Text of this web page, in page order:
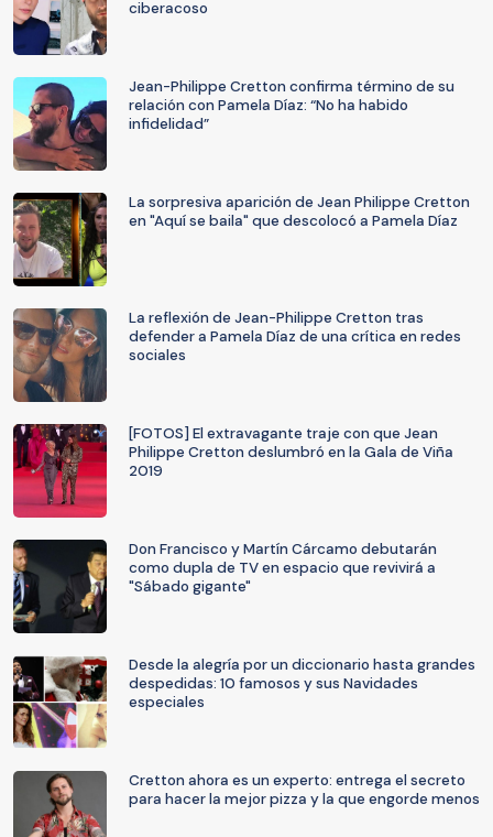
ciberacoso
Jean-Philippe Cretton confirma término de su
relación con Pamela Díaz: “No ha habido
infidelidad”
La sorpresiva aparición de Jean Philippe Cretton
en "Aquí se baila" que descolocó a Pamela Díaz
La reflexión de Jean-Philippe Cretton tras
defender a Pamela Díaz de una crítica en redes
sociales
[FOTOS] El extravagante traje con que Jean
Philippe Cretton deslumbró en la Gala de Viña
2019
Don Francisco y Martín Cárcamo debutarán
como dupla de TV en espacio que revivirá a
"Sábado gigante"
Desde la alegría por un diccionario hasta grandes
despedidas: 10 famosos y sus Navidades
especiales
Cretton ahora es un experto: entrega el secreto
para hacer la mejor pizza y la que engorde menos